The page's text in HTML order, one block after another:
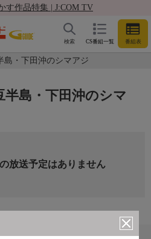
す作品特集 | J:COM TV
CS番組一覧 番組表
検索
島・下田沖のシマアジ
半島・下田沖のシマ
放送予定はありません